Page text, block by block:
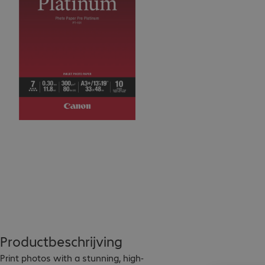
Productbeschrijving
Print photos with a stunning, high-